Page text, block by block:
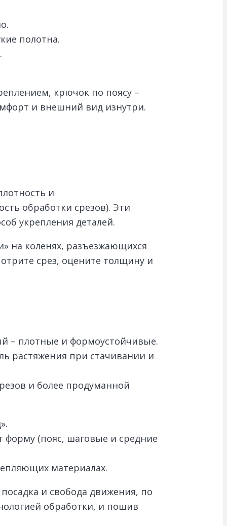
полотна.
крючок по поясу –
и внешний вид изнутри.
и
обработки срезов). Эти
укрепления деталей.
на коленях, разъезжающихся
срез, оцените толщину и
– плотные и формоустойчивые.
растяжения при стачивании и
и более продуманной
форму (пояс, шаговые и средние
материалах.
и свобода движения, по
обработки, и пошив